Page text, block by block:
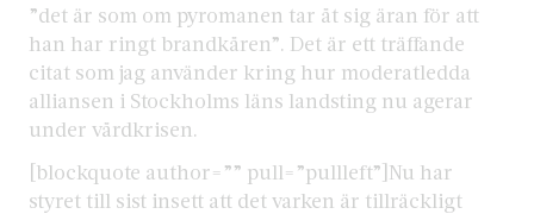
”det är som om pyromanen tar åt sig äran för att
han har ringt brandkåren”. Det är ett träffande
citat som jag använder kring hur moderatledda
alliansen i Stockholms läns landsting nu agerar
under vårdkrisen.
[blockquote author=”” pull=”pullleft”]Nu har
styret till sist insett att det varken är tillräckligt